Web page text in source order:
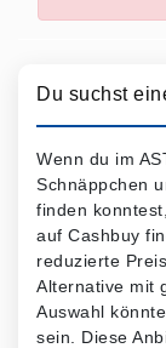
Du suchst
Wenn du im
Schnäppchen
finden
auf Cashbuy
reduzierte
Alternative mit
Auswahl
sein. Diese